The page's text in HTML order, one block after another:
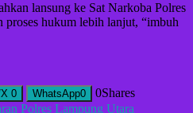
lansung ke Sat Narkoba Polres
hukum lebih lanjut, “imbuh
0 WhatsApp0 0Shares
Polres Lampung Utara